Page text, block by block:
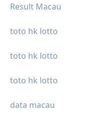
Result Macau
toto hk lotto
toto hk lotto
toto hk lotto
data macau